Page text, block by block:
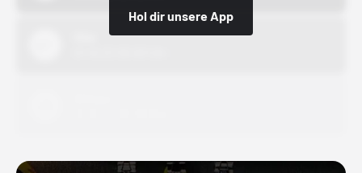
Hol dir unsere App